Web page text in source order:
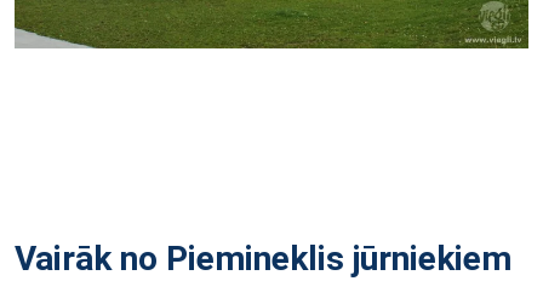
Vairāk no Piemineklis jūrniekiem